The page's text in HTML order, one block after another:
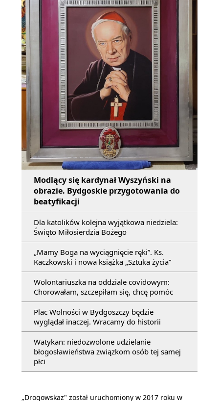
Modlący się kardynał Wyszyński na
obrazie. Bydgoskie przygotowania do
beatyfikacji
Dla katolików kolejna wyjątkowa niedziela:
Święto Miłosierdzia Bożego
„Mamy Boga na wyciągnięcie ręki”. Ks.
Kaczkowski i nowa książka „Sztuka życia”
Wolontariuszka na oddziale covidowym:
Chorowałam, szczepiłam się, chcę pomóc
Plac Wolności w Bydgoszczy będzie
wyglądał inaczej. Wracamy do historii
Watykan: niedozwolone udzielanie
błogosławieństwa związkom osób tej samej
płci
„Drogowskaz" został uruchomiony w 2017 roku w